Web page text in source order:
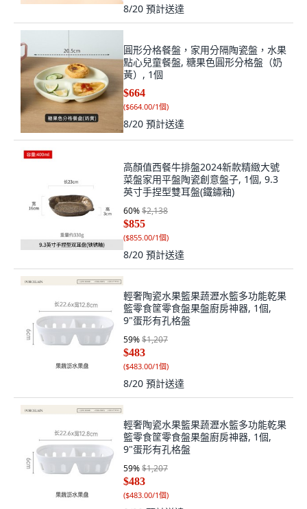
8/20 預計送達
圓形分格餐盤，家用分隔陶瓷盤，水果
點心兒童餐盤, 糖果色圓形分格盤（奶
黃）, 1個
$664
($664.00/1個)
8/20 預計送達
高顏值西餐牛排盤2024新款精緻大號
菜盤家用平盤陶瓷創意盤子, 1個, 9.3
英寸手捏型雙耳盤(鐵鏽釉)
60%$2,138
$855
($855.00/1個)
8/20 預計送達
輕奢陶瓷水果籃果蔬瀝水籃多功能乾果
籃零食筐零食盤果盤廚房神器, 1個,
9"蛋形有孔格盤
59%$1,207
$483
($483.00/1個)
8/20 預計送達
輕奢陶瓷水果籃果蔬瀝水籃多功能乾果
籃零食筐零食盤果盤廚房神器, 1個,
9"蛋形有孔格盤
59%$1,207
$483
($483.00/1個)